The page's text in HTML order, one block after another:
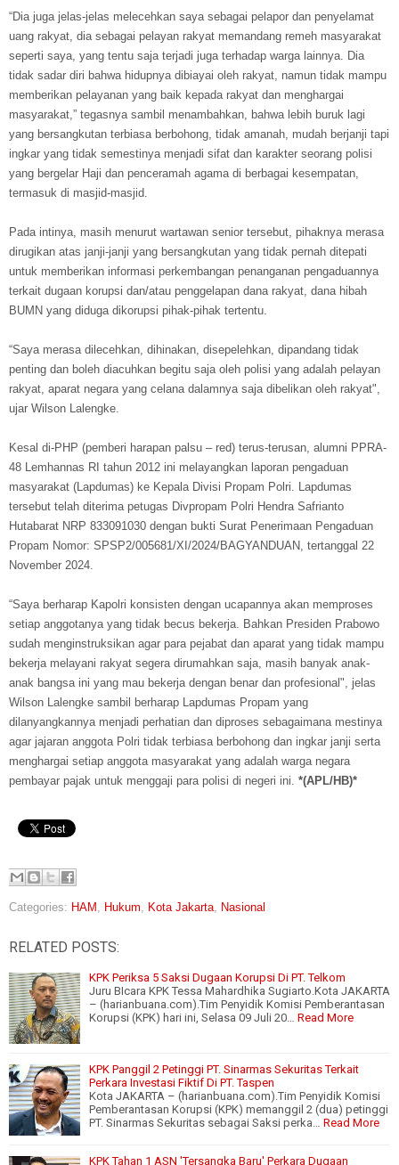
“Dia juga jelas-jelas melecehkan saya sebagai pelapor dan penyelamat
uang rakyat, dia sebagai pelayan rakyat memandang remeh masyarakat
seperti saya, yang tentu saja terjadi juga terhadap warga lainnya. Dia
tidak sadar diri bahwa hidupnya dibiayai oleh rakyat, namun tidak mampu
memberikan pelayanan yang baik kepada rakyat dan menghargai
masyarakat,” tegasnya sambil menambahkan, bahwa lebih buruk lagi
yang bersangkutan terbiasa berbohong, tidak amanah, mudah berjanji tapi
ingkar yang tidak semestinya menjadi sifat dan karakter seorang polisi
yang bergelar Haji dan penceramah agama di berbagai kesempatan,
termasuk di masjid-masjid.
Pada intinya, masih menurut wartawan senior tersebut, pihaknya merasa
dirugikan atas janji-janji yang bersangkutan yang tidak pernah ditepati
untuk memberikan informasi perkembangan penanganan pengaduannya
terkait dugaan korupsi dan/atau penggelapan dana rakyat, dana hibah
BUMN yang diduga dikorupsi pihak-pihak tertentu.
“Saya merasa dilecehkan, dihinakan, disepelehkan, dipandang tidak
penting dan boleh diacuhkan begitu saja oleh polisi yang adalah pelayan
rakyat, aparat negara yang celana dalamnya saja dibelikan oleh rakyat",
ujar Wilson Lalengke.
Kesal di-PHP (pemberi harapan palsu – red) terus-terusan, alumni PPRA-
48 Lemhannas RI tahun 2012 ini melayangkan laporan pengaduan
masyarakat (Lapdumas) ke Kepala Divisi Propam Polri. Lapdumas
tersebut telah diterima petugas Divpropam Polri Hendra Safrianto
Hutabarat NRP 833091030 dengan bukti Surat Penerimaan Pengaduan
Propam Nomor: SPSP2/005681/XI/2024/BAGYANDUAN, tertanggal 22
November 2024.
“Saya berharap Kapolri konsisten dengan ucapannya akan memproses
setiap anggotanya yang tidak becus bekerja. Bahkan Presiden Prabowo
sudah menginstruksikan agar para pejabat dan aparat yang tidak mampu
bekerja melayani rakyat segera dirumahkan saja, masih banyak anak-
anak bangsa ini yang mau bekerja dengan benar dan profesional", jelas
Wilson Lalengke sambil berharap Lapdumas Propam yang
dilanyangkannya menjadi perhatian dan diproses sebagaimana mestinya
agar jajaran anggota Polri tidak terbiasa berbohong dan ingkar janji serta
menghargai setiap anggota masyarakat yang adalah warga negara
pembayar pajak untuk menggaji para polisi di negeri ini. *(APL/HB)*
Categories: HAM , Hukum, Kota Jakarta, Nasional
RELATED POSTS:
KPK Periksa 5 Saksi Dugaan Korupsi Di PT. Telkom
Juru BIcara KPK Tessa Mahardhika Sugiarto.Kota JAKARTA
– (harianbuana.com).Tim Penyidik Komisi Pemberantasan
Korupsi (KPK) hari ini, Selasa 09 Juli 20… Read More
KPK Panggil 2 Petinggi PT. Sinarmas Sekuritas Terkait
Perkara Investasi Fiktif Di PT. Taspen
Kota JAKARTA – (harianbuana.com).Tim Penyidik Komisi
Pemberantasan Korupsi (KPK) memanggil 2 (dua) petinggi
PT. Sinarmas Sekuritas sebagai Saksi perka… Read More
KPK Tahan 1 ASN 'Tersangka Baru' Perkara Dugaan